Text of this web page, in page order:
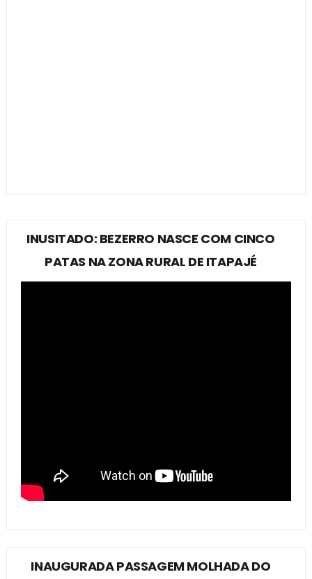
INUSITADO: BEZERRO NASCE COM CINCO
PATAS NA ZONA RURAL DE ITAPAJÉ
INAUGURADA PASSAGEM MOLHADA DO